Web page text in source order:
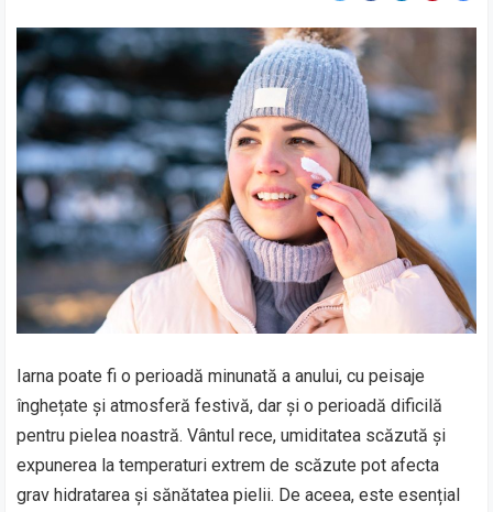
Iarna poate fi o perioadă minunată a anului, cu peisaje
înghețate și atmosferă festivă, dar și o perioadă dificilă
pentru pielea noastră. Vântul rece, umiditatea scăzută și
expunerea la temperaturi extrem de scăzute pot afecta
grav hidratarea și sănătatea pielii. De aceea, este esențial